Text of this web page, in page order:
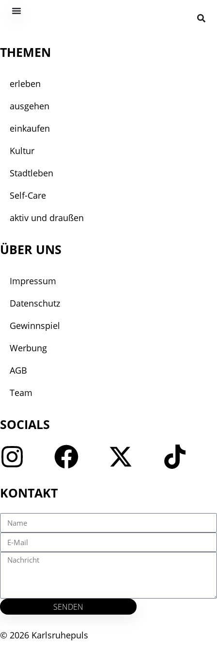
THEMEN
erleben
ausgehen
einkaufen
Kultur
Stadtleben
Self-Care
aktiv und draußen
ÜBER UNS
Impressum
Datenschutz
Gewinnspiel
Werbung
AGB
Team
SOCIALS
KONTAKT
SENDEN
© 2026 Karlsruhepuls